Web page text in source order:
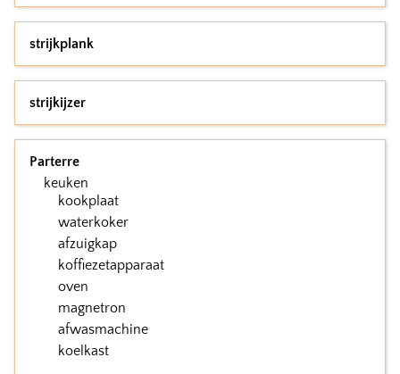
strijkplank
strijkijzer
Parterre
keuken
kookplaat
waterkoker
afzuigkap
koffiezetapparaat
oven
magnetron
afwasmachine
koelkast